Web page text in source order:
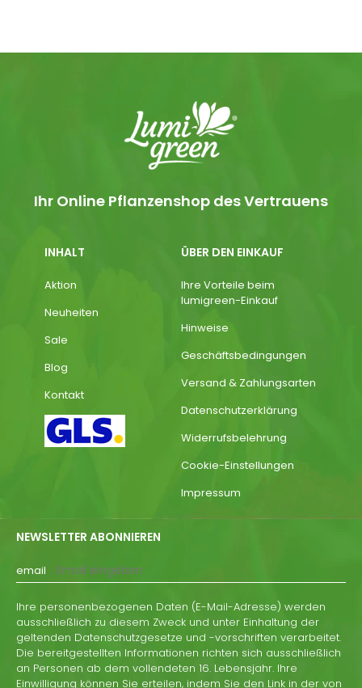
Ihr Online Pflanzenshop des Vertrauens
INHALT
Aktion
Neuheiten
Sale
Blog
Kontakt
ÜBER DEN EINKAUF
Ihre Vorteile beim
lumigreen-Einkauf
Hinweise
Geschäftsbedingungen
Versand & Zahlungsarten
Datenschutzerklärung
Widerrufsbelehrung
Cookie-Einstellungen
Impressum
NEWSLETTER ABONNIEREN
email
Ihre personenbezogenen Daten (E-Mail-Adresse) werden
ausschließlich zu diesem Zweck und unter Einhaltung der
geltenden Datenschutzgesetze und -vorschriften verarbeitet.
Die bereitgestellten Informationen richten sich ausschließlich
an Personen ab dem vollendeten 16. Lebensjahr. Ihre
Einwilligung können Sie erteilen, indem Sie den Link in der von